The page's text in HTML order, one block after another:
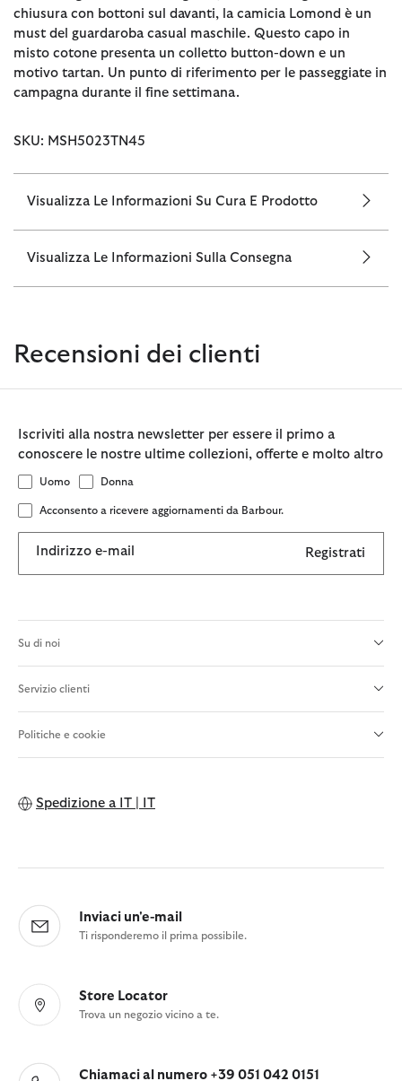
chiusura con bottoni sul davanti, la camicia Lomond è un
must del guardaroba casual maschile. Questo capo in
misto cotone presenta un colletto button-down e un
motivo tartan. Un punto di riferimento per le passeggiate in
campagna durante il fine settimana.
SKU: MSH5023TN45
Visualizza Le Informazioni Su Cura E Prodotto
Visualizza Le Informazioni Sulla Consegna
Recensioni dei clienti
Iscriviti alla nostra newsletter per essere il primo a
conoscere le nostre ultime collezioni, offerte e molto altro
Uomo Donna
Acconsento a ricevere aggiornamenti da Barbour.
Indirizzo e-mail Registrati
Su di noi
Servizio clienti
Politiche e cookie
Spedizione a IT | IT
Inviaci un'e-mail
Ti risponderemo il prima possibile.
Store Locator
Trova un negozio vicino a te.
Chiamaci al numero +39 051 042 0151